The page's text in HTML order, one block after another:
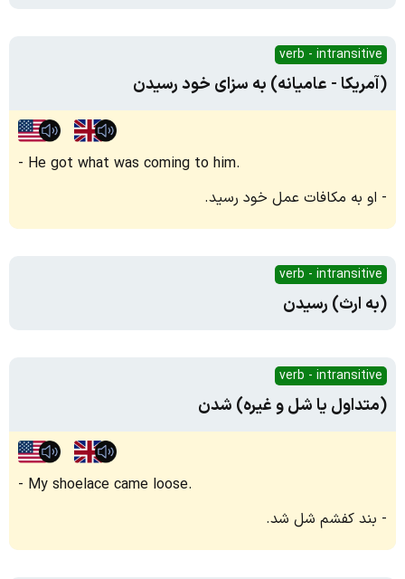
verb - intransitive
(آمریکا - عامیانه) به سزای خود رسیدن
He got what was coming to him.
او به مکافات عمل خود رسید.
verb - intransitive
(به ارث) رسیدن
verb - intransitive
(متداول یا شل و غیره) شدن
My shoelace came loose.
بند کفشم شل شد.